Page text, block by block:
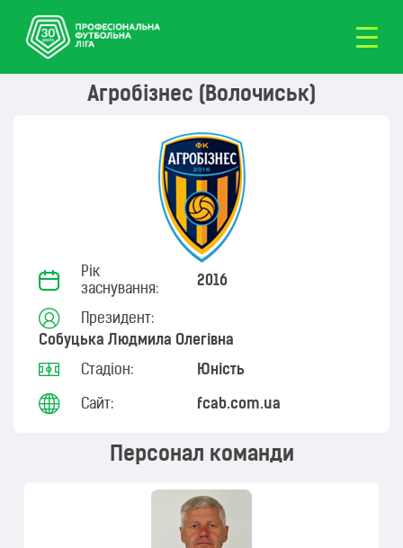
Агробізнес (Волочиськ)
Рік
заснування:
2016
Президент:
Собуцька Людмила Олегівна
Стадіон: Юність
Сайт: fcab.com.ua
Персонал команди